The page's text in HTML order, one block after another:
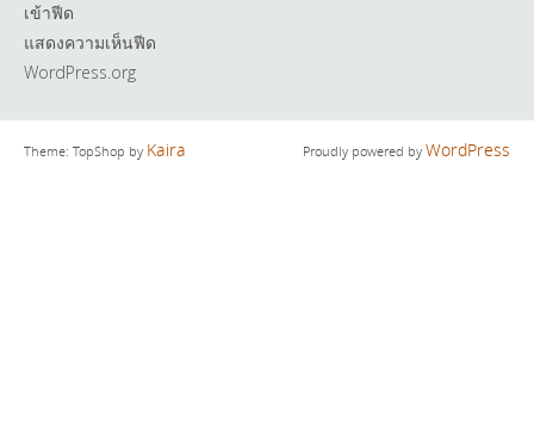
เข้าฟีด
แสดงความเห็นฟีด
WordPress.org
Theme: TopShop by Kaira Proudly powered byWordPress